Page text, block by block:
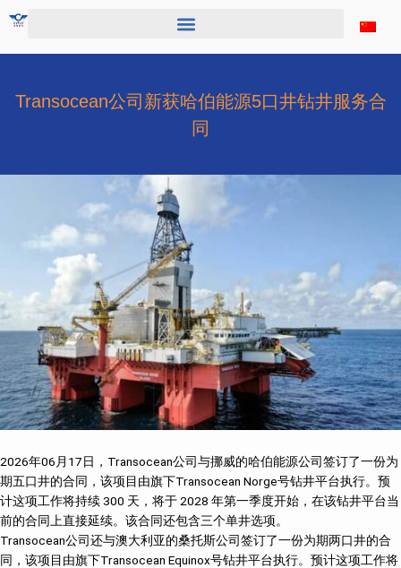
Transocean公司新获哈伯能源5口井钻井服务合
同
2026年06月17日，Transocean公司与挪威的哈伯能源公司签订了一份为
期五口井的合同，该项目由旗下Transocean Norge号钻井平台执行。预
计这项工作将持续 300 天，将于 2028 年第一季度开始，在该钻井平台当
前的合同上直接延续。该合同还包含三个单井选项。
Transocean公司还与澳大利亚的桑托斯公司签订了一份为期两口井的合
同，该项目由旗下Transocean Equinox号钻井平台执行。预计这项工作将